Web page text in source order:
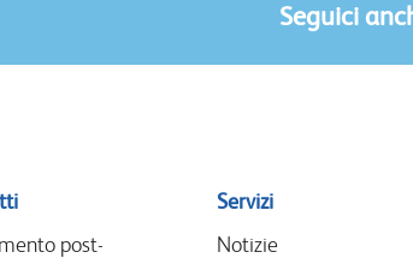
Seguici
post-
Servizi
Notizie